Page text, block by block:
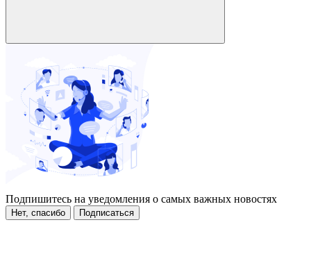
Подпишитесь на уведомления о самых важных новостях
Нет, спасибо Подписаться